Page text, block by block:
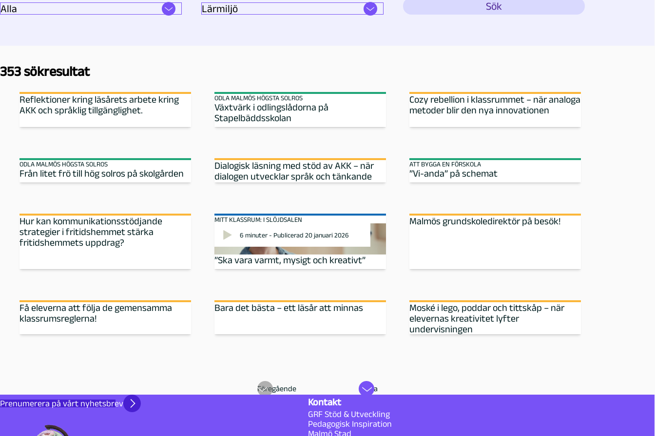
a
353 sökresultat
Reflektioner kring läsårets arbete kring
AKK och språklig tillgänglighet.
ODLA MALMÖS HÖGSTA SOLROS
Växtvärk i odlingslådorna på
Stapelbäddsskolan
Cozy rebellion i klassrummet – när analoga
metoder blir den nya innovationen
ODLA MALMÖS HÖGSTA SOLROS
Från litet frö till hög solros på skolgården
Dialogisk läsning med stöd av AKK – när
dialogen utvecklar språk och tänkande
ATT BYGGA EN FÖRSKOLA
”Vi-anda” på schemat
Hur kan kommunikationsstödjande
strategier i fritidshemmet stärka
fritidshemmets uppdrag?
MITT KLASSRUM: I SLÖJDSALEN
6 minuter - Publicerad 20 januari 2026
”Ska vara varmt, mysigt och kreativt”
Malmös grundskoledirektör på besök!
Få eleverna att följa de gemensamma
klassrumsreglerna!
Bara det bästa – ett läsår att minnas
Moské i lego, poddar och tittskåp – när
elevernas kreativitet lyfter
undervisningen
Föregående Nästa
Prenumerera på vårt nyhetsbrev Kontakt
GRF Stöd & Utveckling
Pedagogisk Inspiration
Malmö Stad